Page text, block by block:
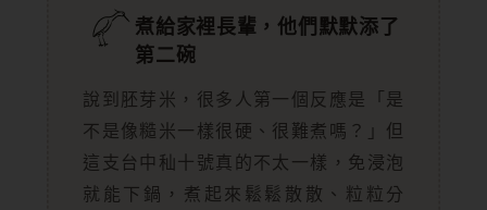
煮給家裡長輩，他們默默添了
第二碗
說到胚芽米，很多人第一個反應是「是
不是像糙米一樣很硬、很難煮嗎？」但
這支台中秈十號真的不太一樣，免浸泡
就能下鍋，煮起來鬆鬆散散、粒粒分